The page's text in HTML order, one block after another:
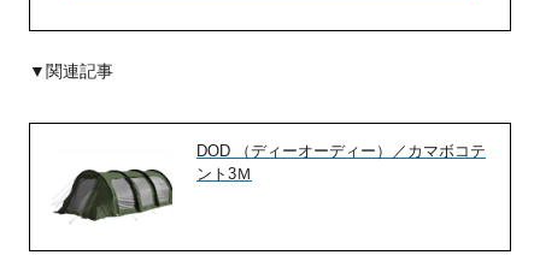
▼関連記事
DOD （ディーオーディー）／カマボコテ
ント3Ｍ